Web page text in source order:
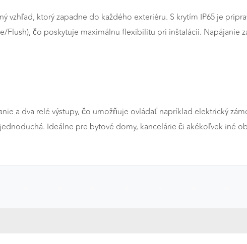
vzhľad, ktorý zapadne do každého exteriéru. S krytím IP65 je
Flush), čo poskytuje maximálnu flexibilitu pri inštalácii. Napájanie
a dva relé výstupy, čo umožňuje ovládať napríklad elektrický
Ideálne pre bytové domy, kancelárie či akékoľvek iné